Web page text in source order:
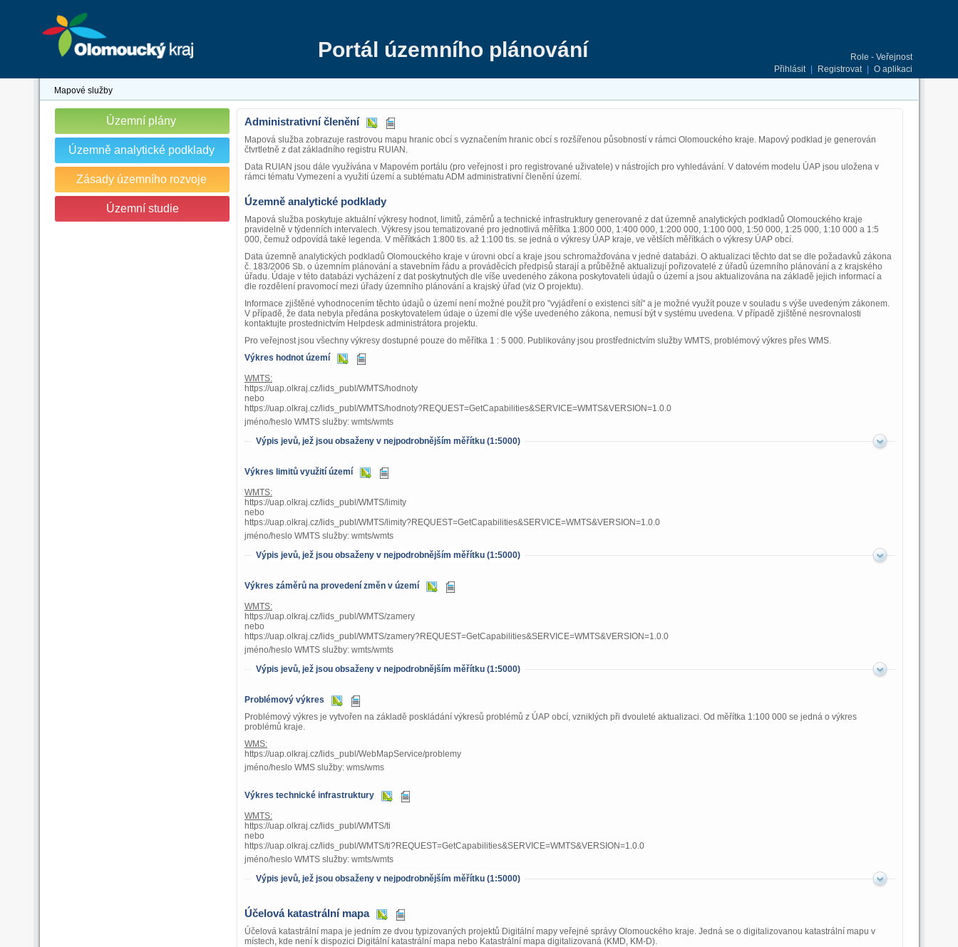
Portál územního plánování
Role - Veřejnost
Přihlásit
Registrovat O aplikaci
Mapové služby
Územní plány
Územně analytické podklady
Zásady územního rozvoje
Územní studie
Administrativní členění
Mapová služba zobrazuje rastrovou mapu hranic obcí s vyznačením hranic obcí s rozšířenou působností v rámci Olomouckého kraje. Mapový podklad je generován
čtvrtletně z dat základního registru RUIAN.
Data RUIAN jsou dále využívána v Mapovém portálu (pro veřejnost i pro registrované uživatele) v nástrojích pro vyhledávání. V datovém modelu ÚAP jsou uložena v
rámci tématu Vymezení a využití území a subtématu ADM administrativní členění území.
Územně analytické podklady
Mapová služba poskytuje aktuální výkresy hodnot, limitů, záměrů a technické infrastruktury generované z dat územně analytických podkladů Olomouckého kraje
pravidelně v týdenních intervalech. Výkresy jsou tematizované pro jednotlivá měřítka 1:800 000, 1:400 000, 1:200 000, 1:100 000, 1:50 000, 1:25 000, 1:10 000 a 1:5
000, čemuž odpovídá také legenda. V měřítkách 1:800 tis. až 1:100 tis. se jedná o výkresy ÚAP kraje, ve větších měřítkách o výkresy ÚAP obcí.
Data územně analytických podkladů Olomouckého kraje v úrovni obcí a kraje jsou schromažďována v jedné databázi. O aktualizaci těchto dat se dle požadavků zákona
č. 183/2006 Sb. o územním plánování a stavebním řádu a prováděcích předpisů starají a průběžně aktualizují pořizovatelé z úřadů územního plánování a z krajského
úřadu. Údaje v této databázi vycházení z dat poskytnutých dle víše uvedeného zákona poskytovateli údajů o území a jsou aktualizována na základě jejich informací a
dle rozdělení pravomocí mezi úřady územního plánování a krajský úřad (viz O projektu).
Informace zjištěné vyhodnocením těchto údajů o území není možné použít pro "vyjádření o existenci sítí" a je možné využít pouze v souladu s výše uvedeným zákonem.
V případě, že data nebyla předána poskytovatelem údaje o území dle výše uvedeného zákona, nemusí být v systému uvedena. V případě zjištěné nesrovnalosti
kontaktujte prostednictvím Helpdesk administrátora projektu.
Pro veřejnost jsou všechny výkresy dostupné pouze do měřítka 1 : 5 000. Publikovány jsou prostřednictvím služby WMTS, problémový výkres přes WMS.
Výkres hodnot území
WMTS:
https://uap.olkraj.cz/lids_publ/WMTS/hodnoty
nebo
https://uap.olkraj.cz/lids_publ/WMTS/hodnoty?REQUEST=GetCapabilities&SERVICE=WMTS&VERSION=1.0.0
jméno/heslo WMTS služby: wmts/wmts
Výpis jevů, jež jsou obsaženy v nejpodrobnějším měřítku (1:5000)
Výkres limitů využití území
WMTS:
https://uap.olkraj.cz/lids_publ/WMTS/limity
nebo
https://uap.olkraj.cz/lids_publ/WMTS/limity?REQUEST=GetCapabilities&SERVICE=WMTS&VERSION=1.0.0
jméno/heslo WMTS služby: wmts/wmts
Výpis jevů, jež jsou obsaženy v nejpodrobnějším měřítku (1:5000)
Výkres záměrů na provedení změn v území
WMTS:
https://uap.olkraj.cz/lids_publ/WMTS/zamery
nebo
https://uap.olkraj.cz/lids_publ/WMTS/zamery?REQUEST=GetCapabilities&SERVICE=WMTS&VERSION=1.0.0
jméno/heslo WMTS služby: wmts/wmts
Výpis jevů, jež jsou obsaženy v nejpodrobnějším měřítku (1:5000)
Problémový výkres
Problémový výkres je vytvořen na základě poskládání výkresů problémů z ÚAP obcí, vzniklých při dvouleté aktualizaci. Od měřítka 1:100 000 se jedná o výkres
problémů kraje.
WMS:
https://uap.olkraj.cz/lids_publ/WebMapService/problemy
jméno/heslo WMS služby: wms/wms
Výkres technické infrastruktury
WMTS:
https://uap.olkraj.cz/lids_publ/WMTS/ti
nebo
https://uap.olkraj.cz/lids_publ/WMTS/ti?REQUEST=GetCapabilities&SERVICE=WMTS&VERSION=1.0.0
jméno/heslo WMTS služby: wmts/wmts
Výpis jevů, jež jsou obsaženy v nejpodrobnějším měřítku (1:5000)
Účelová katastrální mapa
Účelová katastrální mapa je jedním ze dvou typizovaných projektů Digitální mapy veřejné správy Olomouckého kraje. Jedná se o digitalizovanou katastrální mapu v
místech, kde není k dispozici Digitální katastrální mapa nebo Katastrální mapa digitalizovaná (KMD, KM-D).